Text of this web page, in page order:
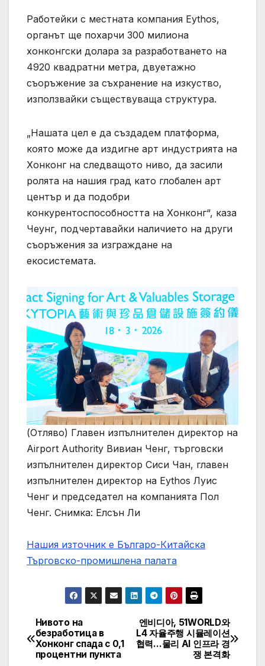
Работейки с местната компания Eythos,
органът ще похарчи 300 милиона
хонконгски долара за разработването на
4920 квадратни метра, двуетажно
съоръжение за съхранение на изкуство,
използвайки съществуваща структура.
„Нашата цел е да създадем платформа,
която може да издигне арт индустрията на
Хонконг на следващото ниво, да засили
ролята на нашия град като глобален арт
център и да подобри
конкурентоспособността на Хонконг“, каза
Чеунг, подчертавайки наличието на други
съоръжения за изграждане на
екосистемата.
(Отляво) Главен изпълнителен директор на
Airport Authority Вивиан Ченг, търговски
изпълнителен директор Сиси Чан, главен
изпълнителен директор на Eythos Луис
Ченг и председател на компанията Пол
Ченг. Снимка: Елсън Ли
Нашия източник е Българо-Китайска
Търговско-промишлена палaта
Post
navigation
엔비디아, 51WORLD와
L4 자율주행 시뮬레이션
협력…물리 AI 인프라 경
쟁 본격화
Нивото на
безработица в
Хонконг спада с 0,1
процентни пункта